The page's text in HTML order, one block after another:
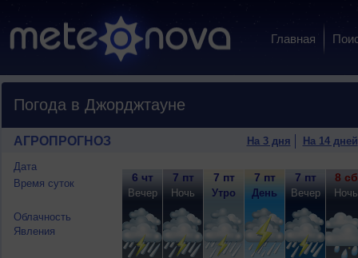
Главная
Погода в Джорджтауне
АГРОПРОГНОЗ На 3 дня На 14 дней
Дата
Время суток
Облачность
Явления
6 чт
Вечер
7 пт
Ночь
7 пт
Утро
7 пт
День
7 пт
Вечер
8 сб
Ночь